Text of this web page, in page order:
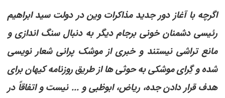
اگرچه با آغاز دور جدید مذاکرات وین در دولت سید ابراهیم
رئیسی دشمنان خونی برجام دیگر به دنبال سنگ اندازی و
مانع تراشی نیستند و خبری از موشک پرانی شعار نویسی
شده و گِرای موشکی به حوثی ها از طریق روزنامه کیهان برای
هدف قرار دادن جده، ریاض، ابوظبی و ... نیست و اتفاقاً در